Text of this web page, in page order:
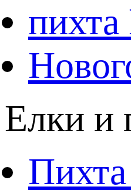
Елки и